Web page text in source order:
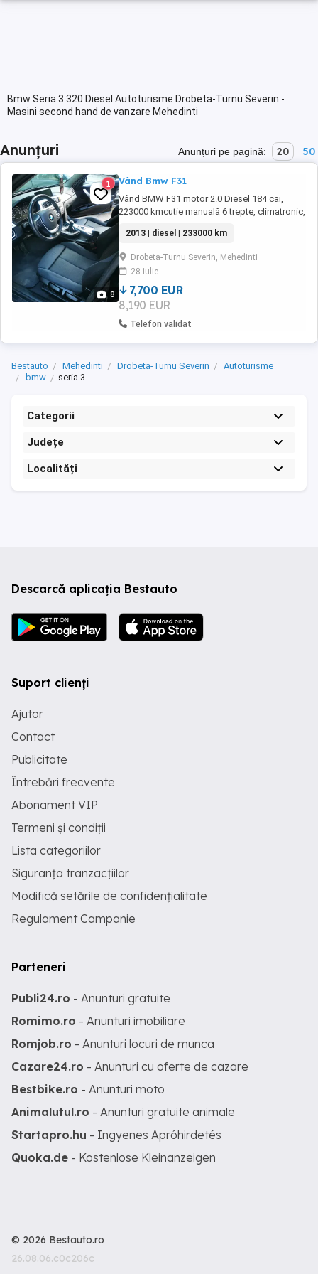
Bmw Seria 3 320 Diesel Autoturisme Drobeta-Turnu Severin -
Masini second hand de vanzare Mehedinti
Anunțuri Anunțuri pe pagină: 20 50
8
1 Vând Bmw F31
Vând BMW F31 motor 2.0 Diesel 184 cai,
223000 kmcutie manuală 6 trepte, climatronic,
hedap ul display, senzori ploaie, lumini,
senzori parcare față spate cu afișare pe
display, navigație prin satelit actualizata la zi,
haion electric și multe altele dotări. ...
2013 | diesel | 233000 km
Drobeta-Turnu Severin, Mehedinti
28 iulie
7,700 EUR
8,190 EUR
Telefon validat
Bestauto Mehedinti Drobeta-Turnu Severin
Autoturisme
bmw
seria 3
Categorii
Județe
Localități
Descarcă aplicația Bestauto
Suport clienți
Ajutor
Contact
Publicitate
Întrebări frecvente
Abonament VIP
Termeni și condiții
Lista categoriilor
Siguranța tranzacțiilor
Modifică setările de confidențialitate
Regulament Campanie
Parteneri
Publi24.ro - Anunturi gratuite
Romimo.ro - Anunturi imobiliare
Romjob.ro - Anunturi locuri de munca
Cazare24.ro - Anunturi cu oferte de cazare
Bestbike.ro - Anunturi moto
Animalutul.ro - Anunturi gratuite animale
Startapro.hu - Ingyenes Apróhirdetés
Quoka.de - Kostenlose Kleinanzeigen
© 2026 Bestauto.ro
26.08.06.c0c206c